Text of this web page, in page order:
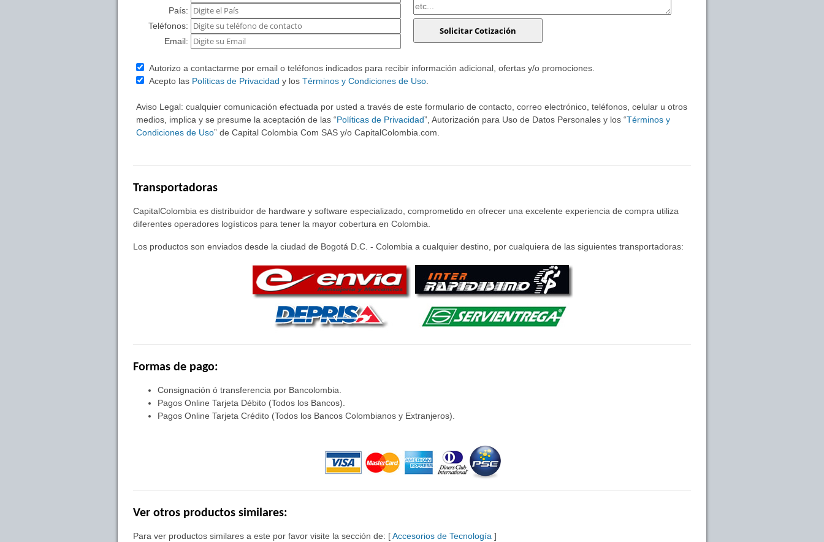
País:
Teléfonos:
Email:
Autorizo a contactarme por email o teléfonos indicados para recibir información adicional, ofertas y/o promociones.
Acepto las Políticas de Privacidad y los Términos y Condiciones de Uso
Aviso Legal: cualquier comunicación efectuada por usted a través de este formulario de contacto, correo electrónico, teléfonos, celular u otros
medios, implica y se presume la aceptación de las “Políticas de Privacidad”, Autorización para Uso de Datos Personales y los “Términos y
Condiciones de Uso” de Capital Colombia Com SAS y/o CapitalColombia.com.
Transportadoras
CapitalColombia es distribuidor de hardware y software especializado, comprometido en ofrecer una excelente experiencia de compra utiliza
diferentes operadores logísticos para tener la mayor cobertura en Colombia.
Los productos son enviados desde la ciudad de Bogotá D.C. - Colombia a cualquier destino, por cualquiera de las siguientes transportadoras:
Formas de pago:
Consignación ó transferencia por Bancolombia.
Pagos Online Tarjeta Débito (Todos los Bancos).
Pagos Online Tarjeta Crédito (Todos los Bancos Colombianos y Extranjeros).
Ver otros productos similares:
Para ver productos similares a este por favor visite la sección de: [Accesorios de Tecnología ]